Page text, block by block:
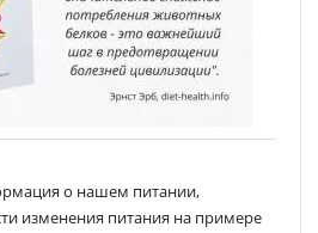
о нашем питании,
изменения питания на примере